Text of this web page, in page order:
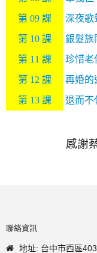
第 09課 深夜歌
第 10課 銀髮族
第 11 課 珍惜老
第 12 課 再婚的
第 13課 退而不
感謝
聯絡資訊
地址: 台中市西區